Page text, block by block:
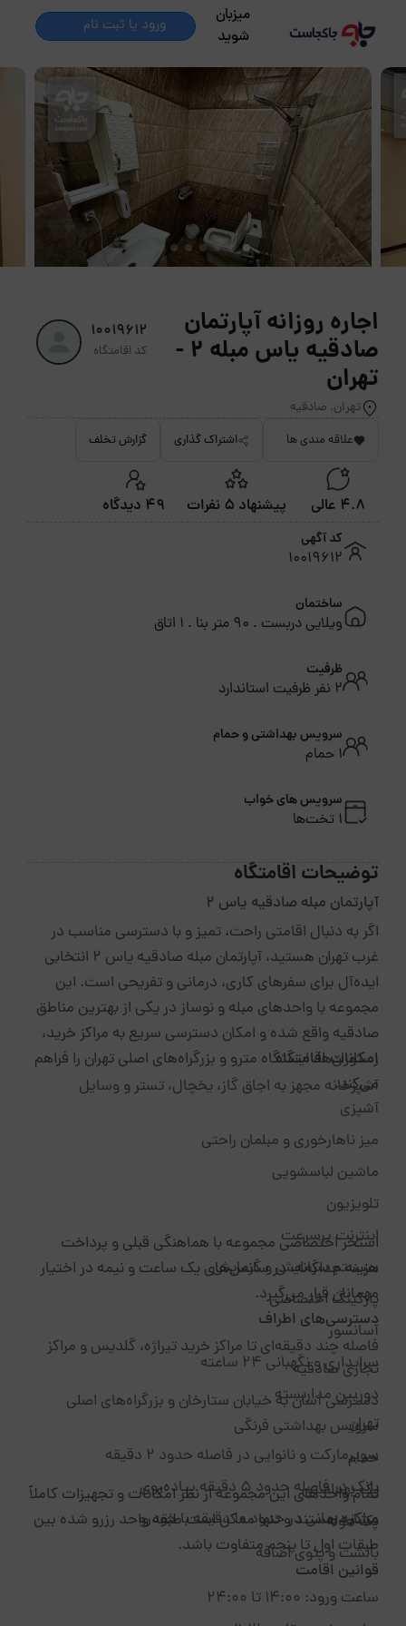
میزبان
شوید
ورود یا ثبت نام
اجاره روزانه آپارتمان
صادقیه یاس مبله 2 -
تهران
تهران, صادقیه
10019612
کد اقامتگاه
علاقه مندی ها اشتراک گذاری گزارش تخلف
4.8 عالی پیشنهاد 5 نفرات 49 دیدگاه
کد آگهی
10019612
ساختمان
ویلایی دربست . 90 متر بنا . 1 اتاق
ظرفیت
2 نفر ظرفیت استاندارد
سرویس بهداشتی و حمام
1 حمام
سرویس های خواب
1 تخت‌ها
توضیحات اقامتگاه
آپارتمان مبله صادقیه یاس 2
اگر به دنبال اقامتی راحت، تمیز و با دسترسی مناسب در
غرب تهران هستید، آپارتمان مبله صادقیه یاس 2 انتخابی
ایده‌آل برای سفرهای کاری، درمانی و تفریحی است. این
مجموعه با واحدهای مبله و نوساز در یکی از بهترین مناطق
صادقیه واقع شده و امکان دسترسی سریع به مراکز خرید،
رستوران‌ها، ایستگاه مترو و بزرگراه‌های اصلی تهران را فراهم
می‌کند.
امکانات اقامتگاه
آشپزخانه مجهز به اجاق گاز، یخچال، تستر و وسایل
آشپزی
میز ناهارخوری و مبلمان راحتی
ماشین لباسشویی
تلویزیون
اینترنت پرسرعت
سیستم سرمایش و گرمایش
پارکینگ اختصاصی
آسانسور
سرایداری و نگهبانی ۲۴ ساعته
دوربین مداربسته
سرویس بهداشتی فرنگی
حمام
پک بهداشتی
پک حوله
بالشت و پتوی اضافه
استخر اختصاصی مجموعه با هماهنگی قبلی و پرداخت
هزینه جداگانه، در سانس‌های یک ساعت و نیمه در اختیار
مهمانان قرار می‌گیرد.
دسترسی‌های اطراف
فاصله چند دقیقه‌ای تا مراکز خرید تیراژه، گلدیس و مراکز
تجاری صادقیه
دسترسی آسان به خیابان ستارخان و بزرگراه‌های اصلی
تهران
سوپرمارکت و نانوایی در فاصله حدود ۲ دقیقه
بانک در فاصله حدود ۵ دقیقه پیاده‌روی
مراکز درمانی در حدود ۱۰ دقیقه با خودرو
تمام واحدهای این مجموعه از نظر امکانات و تجهیزات کاملاً
مشابه هستند و تنها ممکن است طبقه واحد رزرو شده بین
طبقات اول تا پنجم متفاوت باشد.
قوانین اقامت
ساعت ورود: ۱۴:۰۰ تا ۲۴:۰۰